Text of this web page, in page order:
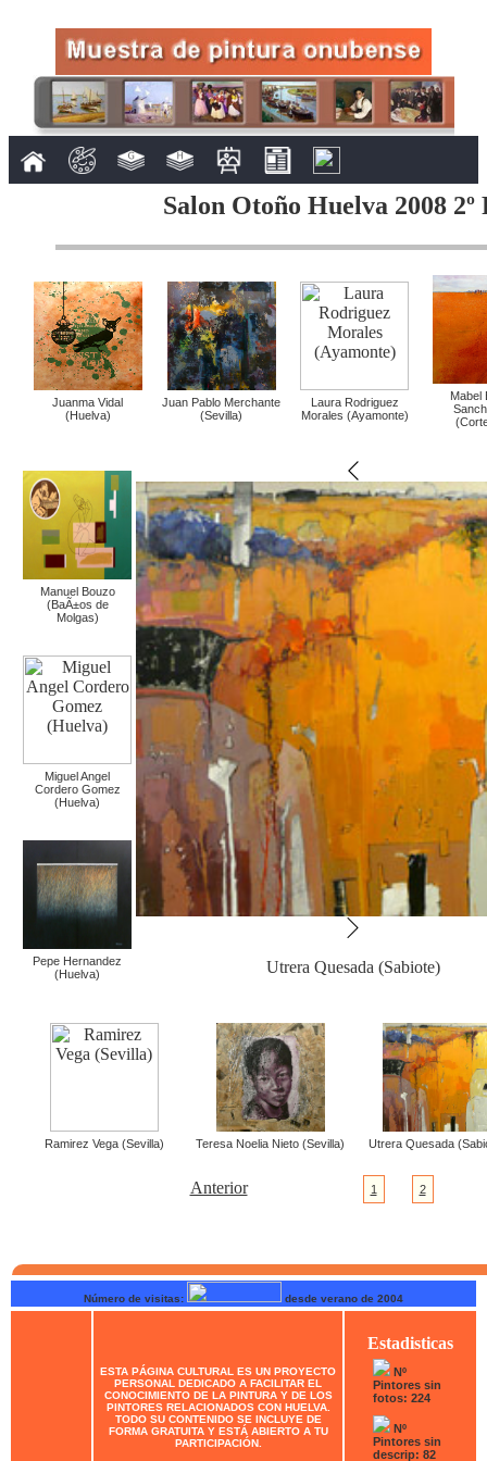
Salon Otoño Huelva 2008 2º
Juanma Vidal
(Huelva)
Juan Pablo Merchante
(Sevilla)
Laura Rodriguez
Morales (Ayamonte)
Mabel
Manuel Bouzo
(BaÃ±os de
Molgas)
Utrera Quesada (Sabiote)
Miguel Angel
Cordero Gomez
(Huelva)
Pepe Hernandez
(Huelva)
Ramirez Vega (Sevilla) Teresa Noelia Nieto (Sevilla) Utrera Quesada
Anterior 1 2
Número de visitas: desde verano de 2004
ESTA PÁGINA CULTURAL ES UN PROYECTO
PERSONAL DEDICADO A FACILITAR EL
CONOCIMIENTO DE LA PINTURA Y DE LOS
PINTORES RELACIONADOS CON HUELVA.
TODO SU CONTENIDO SE INCLUYE DE
FORMA GRATUITA Y ESTÁ ABIERTO A TU
PARTICIPACIÓN.
Estadisticas
Nº
Pintores sin
fotos: 224
Nº
Pintores sin
descrip: 82